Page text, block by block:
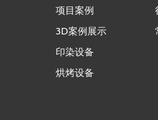
项目案例
3D案例展示
印染设备
烘烤设备